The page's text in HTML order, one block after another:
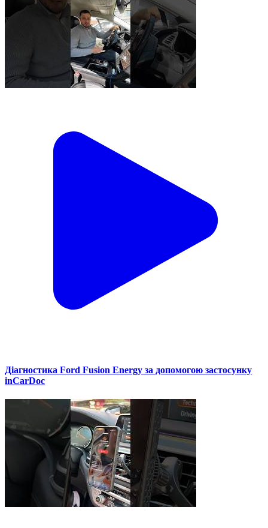
Діагностика Ford Fusion Energy за допомогою застосунку
inCarDoc